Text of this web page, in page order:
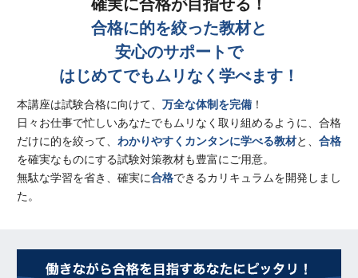
確実に合格が目指せる！
合格に的を絞った教材と
安心のサポートで
はじめてでもムリなく学べます！
本講座は試験合格に向けて、 万全な体制を完備 ！
日々お仕事で忙しいあなたでもムリなく取り組めるように、合格
だけに的を絞って、 わかりやすくカンタンに学べる教材と、 合格
を確実なものにする試験対策教材も豊富にご用意。
無駄な学習を省き、確実に合格できるカリキュラムを開発しまし
た。